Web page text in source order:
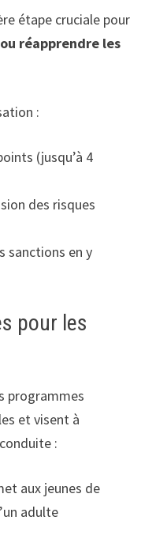
étape cruciale pour
réapprendre les
:
(jusqu’à 4
des risques
sanctions en y
pour les
programmes
et visent à
:
aux jeunes de
adulte